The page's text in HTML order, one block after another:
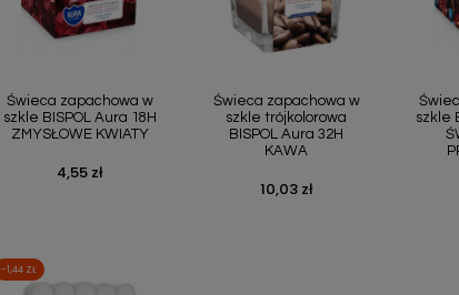
Świeca zapachowa w
szkle BISPOL Aura 18H
ZMYSŁOWE KWIATY
Cena
4,55 zł
Świeca zapachowa w
szkle trójkolorowa
BISPOL Aura 32H
KAWA
Cena
10,03 zł
szkle
-1,44 ZŁ